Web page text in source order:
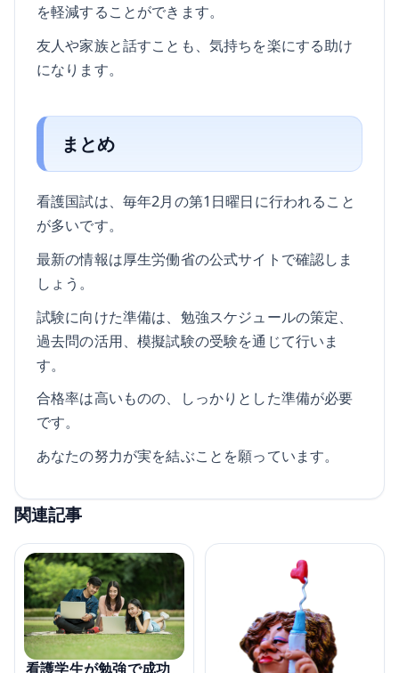
を軽減することができます。
友人や家族と話すことも、気持ちを楽にする助け
になります。
まとめ
看護国試は、毎年2月の第1日曜日に行われること
が多いです。
最新の情報は厚生労働省の公式サイトで確認しま
しょう。
試験に向けた準備は、勉強スケジュールの策定、
過去問の活用、模擬試験の受験を通じて行いま
す。
合格率は高いものの、しっかりとした準備が必要
です。
あなたの努力が実を結ぶことを願っています。
関連記事
看護学生が勉強で成功